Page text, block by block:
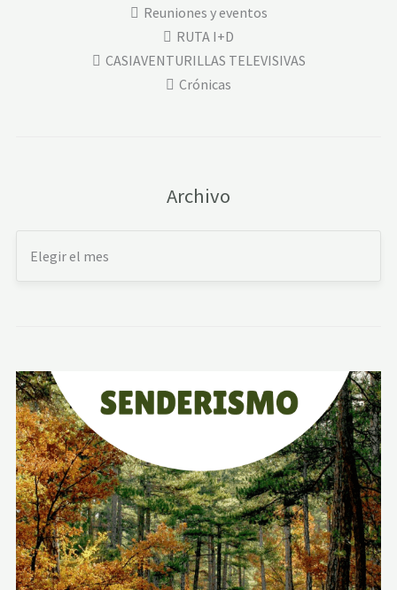
Reuniones y eventos
RUTA I+D
CASIAVENTURILLAS TELEVISIVAS
Crónicas
Archivo